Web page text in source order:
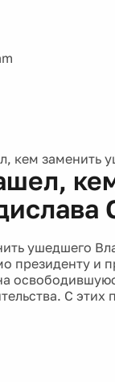
кем заменить
ушедшего
президенту и
С